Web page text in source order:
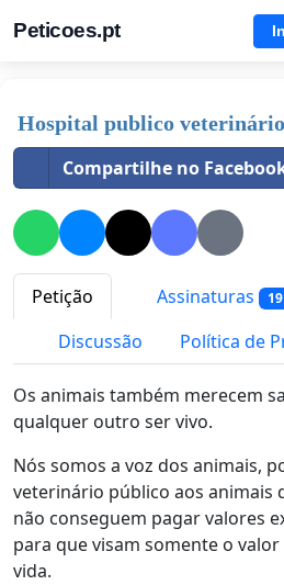
Peticoes.pt
Hospital publico veterinário
Compartilhe no
Petição Assinaturas
Discussão Política de
Os animais também merecem
qualquer outro ser vivo.
Nós somos a voz dos animais,
veterinário público aos animais
não conseguem pagar valores
para que visam somente o
vida.